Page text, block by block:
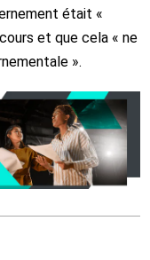
était «
et que cela « ne
».